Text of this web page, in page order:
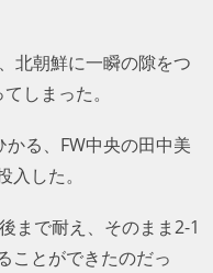
北朝鮮に一瞬の隙をつ
しまった。
る、FW中央の田中美
した。
まで耐え、そのまま2-1
ことができたのだっ